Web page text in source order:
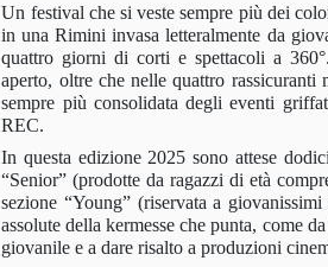
Un festival che si veste sempre più dei
in una Rimini invasa letteralmente da
quattro giorni di corti e spettacoli a
aperto, oltre che nelle quattro rassicuranti
sempre più consolidata degli eventi
REC.
In questa edizione 2025 sono attese d
“Senior” (prodotte da ragazzi di età
sezione “Young” (riservata a
assolute della kermesse che punta, come
giovanile e a dare risalto a produzioni